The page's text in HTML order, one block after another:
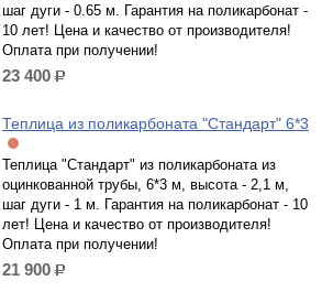
шаг дуги - 0.65 м. Гарантия на поликарбонат -
10 лет! Цена и качество от производителя!
Оплата при получении!
23 400 р.
Теплица из поликарбоната "Стандарт" 6*3
Теплица "Стандарт" из поликарбоната из
оцинкованной трубы, 6*3 м, высота - 2,1 м,
шаг дуги - 1 м. Гарантия на поликарбонат - 10
лет! Цена и качество от производителя!
Оплата при получении!
21 900 р.